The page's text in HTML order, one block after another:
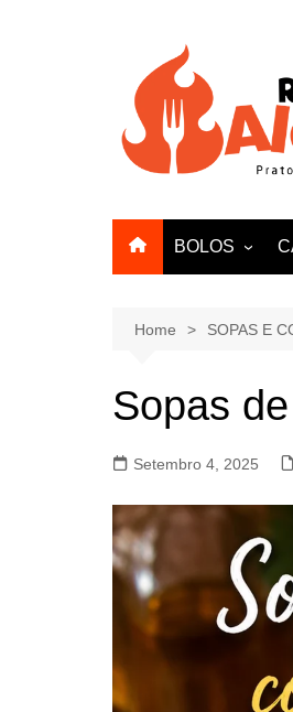
BOLOS
Home SOPAS E
Sopas
Setembro 4, 2025